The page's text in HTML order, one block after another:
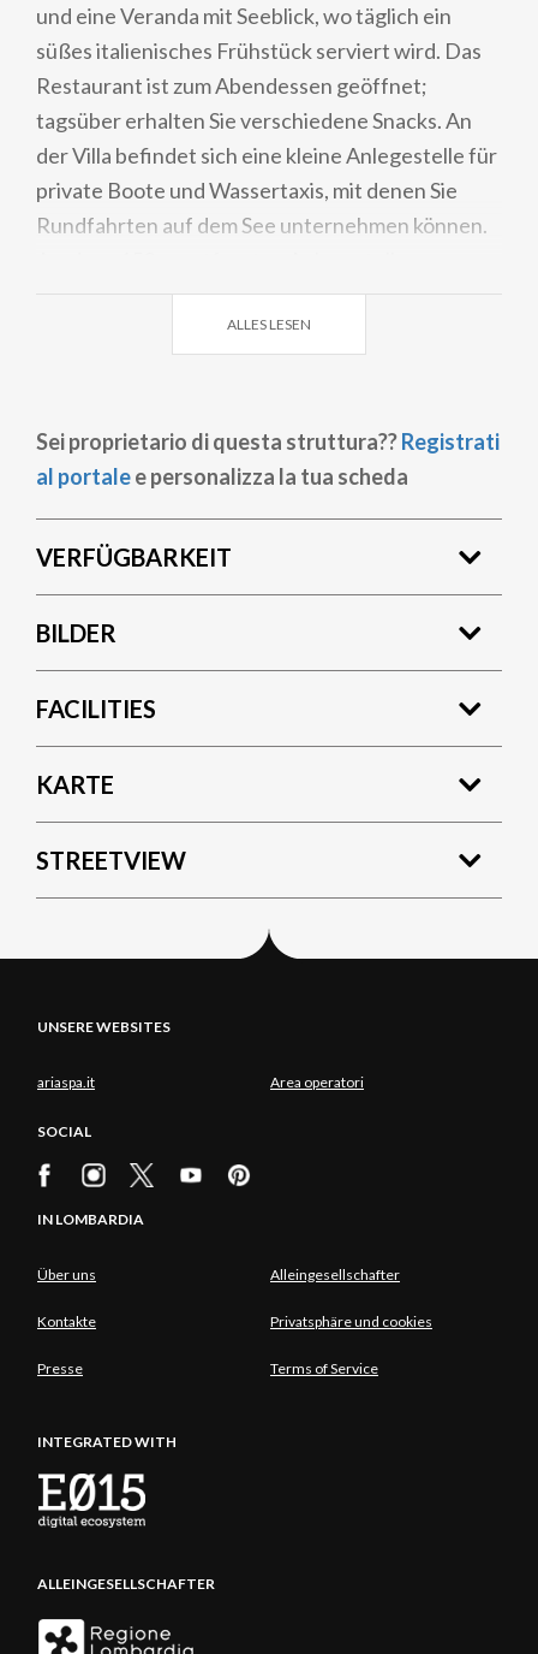
und eine Veranda mit Seeblick, wo täglich ein
süßes italienisches Frühstück serviert wird. Das
Restaurant ist zum Abendessen geöffnet;
tagsüber erhalten Sie verschiedene Snacks. An
der Villa befindet sich eine kleine Anlegestelle für
private Boote und Wassertaxis, mit denen Sie
Rundfahrten auf dem See unternehmen können.
verkehren Fähren und andere Boote. Sie erhalten
Ermäßigungen in den Golfclubs in Menaggio und
Menaggio und St. Moritz halten ganz in der Nähe.
ALLES LESEN
Sei proprietario di questa struttura??Registrati
al portalee personalizza la tua scheda
VERFÜGBARKEIT
BILDER
FACILITIES
KARTE
STREETVIEW
UNSERE WEBSITES
ariaspa.it Area operatori
SOCIAL
IN LOMBARDIA
Über uns Alleingesellschafter
Kontakte Privatsphäre und cookies
Presse Terms of Service
INTEGRATED WITH
ALLEINGESELLSCHAFTER